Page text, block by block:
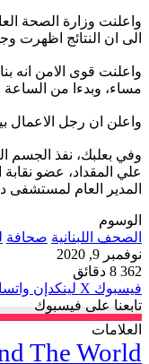
الى ان النتائج اظهرت وجود 44 حالة
مساء، وبدءا من
واعلن ان رجل الاعمال
وفي بعلبك، نفذ الجسم
علي المقداد، عضو
المدير العام لمستشفى
الوسوم
الصحف اللبنانية صحافة
نوفمبر 9, 2020
362 8 دقائق
فيسبوك ‫X لينكدإن
تابعنا على فيسبوك
العلامات
The World